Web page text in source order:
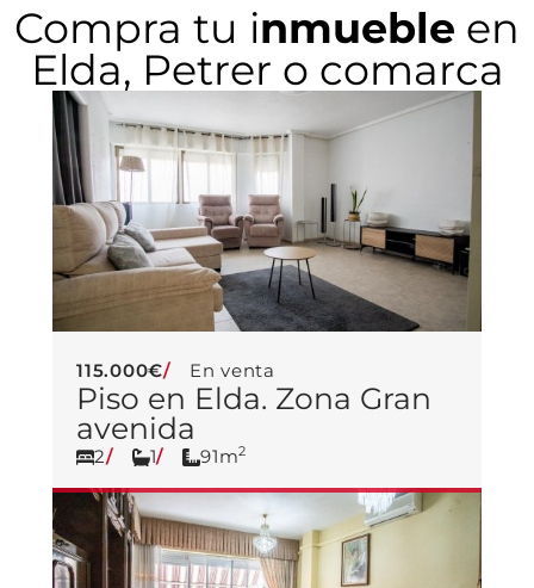
Compra tu inmueble en
Elda, Petrer o comarca
115.000€ En venta
Piso en Elda. Zona Gran
avenida
2 1 91m2